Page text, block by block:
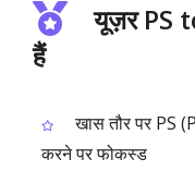
यूज़र PS
हैं
खास तौर पर PS
करने पर फोकस्ड